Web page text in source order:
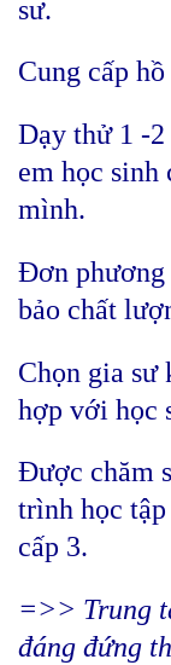
sư.
Cung cấp
Dạy thử 1 -2
em học sinh
mình.
Đơn phương
bảo chất
Chọn gia sư
hợp với học
Được chăm
trình học
cấp 3.
=>> Trung
đáng đứng